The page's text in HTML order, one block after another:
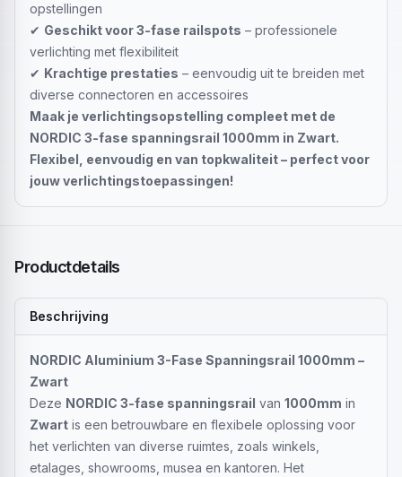
opstellingen
✔ Geschikt voor 3-fase railspots – professionele
verlichting met flexibiliteit
✔ Krachtige prestaties – eenvoudig uit te breiden met
diverse connectoren en accessoires
Maak je verlichtingsopstelling compleet met de
NORDIC 3-fase spanningsrail 1000mm in Zwart.
Flexibel, eenvoudig en van topkwaliteit – perfect voor
jouw verlichtingstoepassingen!
Productdetails
Beschrijving
NORDIC Aluminium 3-Fase Spanningsrail 1000mm –
Zwart
Deze NORDIC 3-fase spanningsrail van 1000mm in
Zwart is een betrouwbare en flexibele oplossing voor
het verlichten van diverse ruimtes, zoals winkels,
etalages, showrooms, musea en kantoren. Het